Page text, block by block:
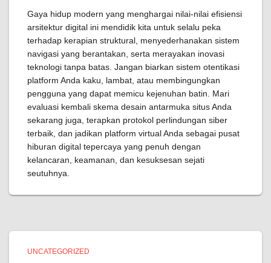
Gaya hidup modern yang menghargai nilai-nilai efisiensi
arsitektur digital ini mendidik kita untuk selalu peka
terhadap kerapian struktural, menyederhanakan sistem
navigasi yang berantakan, serta merayakan inovasi
teknologi tanpa batas. Jangan biarkan sistem otentikasi
platform Anda kaku, lambat, atau membingungkan
pengguna yang dapat memicu kejenuhan batin. Mari
evaluasi kembali skema desain antarmuka situs Anda
sekarang juga, terapkan protokol perlindungan siber
terbaik, dan jadikan platform virtual Anda sebagai pusat
hiburan digital tepercaya yang penuh dengan
kelancaran, keamanan, dan kesuksesan sejati
seutuhnya.
UNCATEGORIZED